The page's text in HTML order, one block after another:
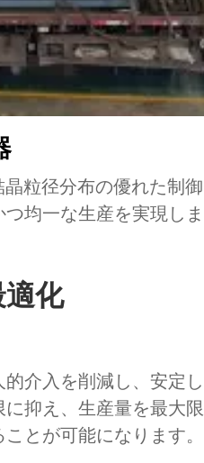
粒径分布の優れた制御
均一な生産を実現しま
化
介入を削減し、安定し
抑え、生産量を最大限
とが可能になります。